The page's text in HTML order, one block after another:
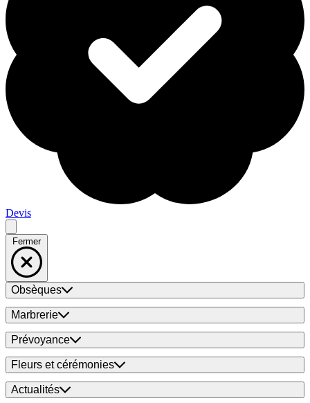
Devis
Fermer
Obsèques
Marbrerie
Prévoyance
Fleurs et cérémonies
Actualités